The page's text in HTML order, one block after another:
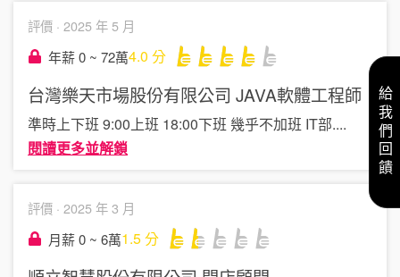
評價 · 2025 年 5 月
年薪 0 ~ 72萬4.0 分
台灣樂天市場股份有限公司 JAVA軟體工程師
準時上下班 9:00上班 18:00下班 幾乎不加班 IT部....
閱讀更多並解鎖
評價 · 2025 年 3 月
月薪 0 ~ 6萬1.5分
給我們回饋